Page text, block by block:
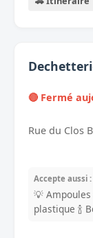
🔴 Fermé
Rue du Clos
Accepte aussi :
💡 Ampoules
plastique 🍾